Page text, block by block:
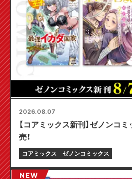
2026.08.07
【コアミックス新刊】ゼノンコミ
売！
コアミックス ゼノンコミックス